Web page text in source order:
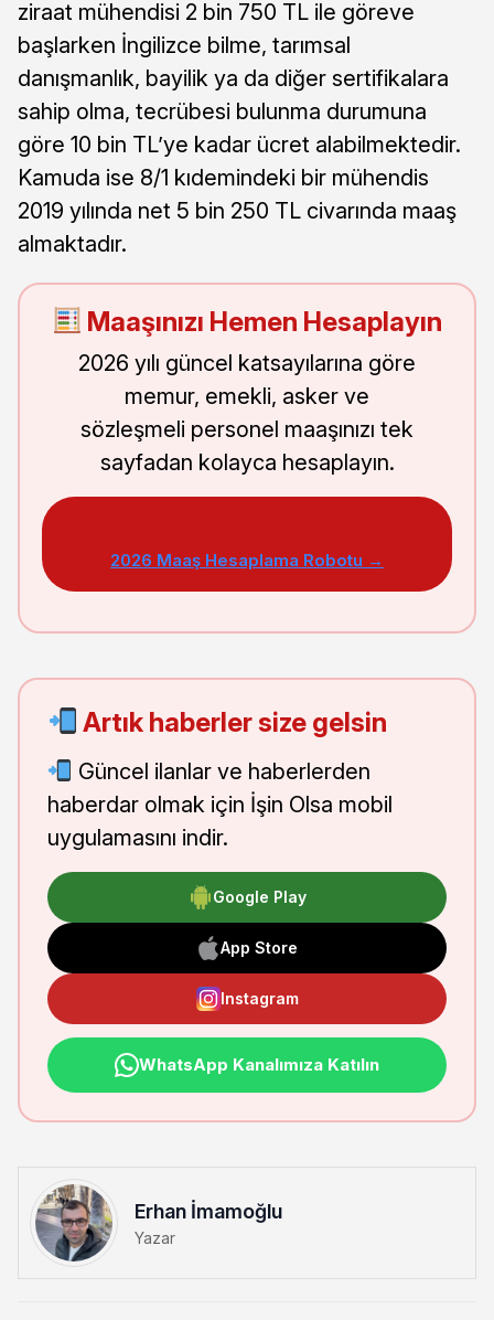
ziraat mühendisi 2 bin 750 TL ile göreve
başlarken İngilizce bilme, tarımsal
danışmanlık, bayilik ya da diğer sertifikalara
sahip olma, tecrübesi bulunma durumuna
göre 10 bin TL’ye kadar ücret alabilmektedir.
Kamuda ise 8/1 kıdemindeki bir mühendis
2019 yılında net 5 bin 250 TL civarında maaş
almaktadır.
Maaşınızı Hemen Hesaplayın
2026 yılı güncel katsayılarına göre
memur, emekli, asker ve
sözleşmeli personel maaşınızı tek
sayfadan kolayca hesaplayın.
2026 Maaş Hesaplama Robotu →
Artık haberler size gelsin
Güncel ilanlar ve haberlerden
haberdar olmak için İşin Olsa mobil
uygulamasını indir.
Google Play
App Store
Instagram
WhatsApp Kanalımıza Katılın
Erhan İmamoğlu
Yazar